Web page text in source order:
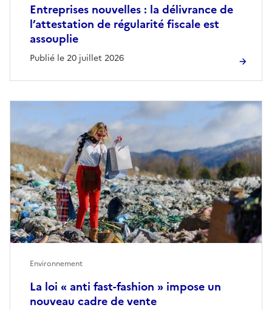
Entreprises nouvelles : la délivrance de
l’attestation de régularité fiscale est
assouplie
Publié le 20 juillet 2026
La loi « anti fast-fashion » impose un
nouveau cadre de vente
Environnement